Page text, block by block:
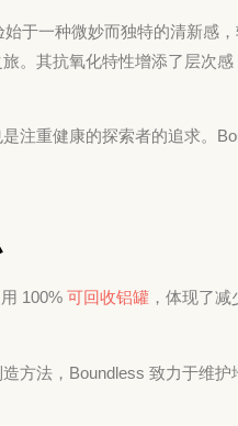
于一种微妙而独特的清新感
。其抗氧化特性增添了层次
注重健康的探索者的追求。
100% 可回收铝罐 ，体现了
方法，Boundless 致力于维护